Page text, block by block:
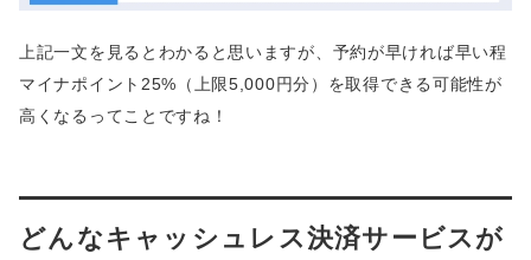
上記一文を見るとわかると思いますが、予約が早ければ早い程
マイナポイント25%（上限5,000円分）を取得できる可能性が
高くなるってことですね！
どんなキャッシュレス決済サービスが